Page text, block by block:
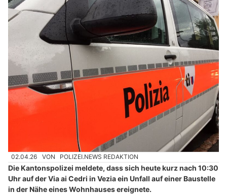
02.04.26 VON POLIZEI.NEWS REDAKTION
Die Kantonspolizei meldete, dass sich heute kurz nach 10:30
Uhr auf der Via ai Cedri in Vezia ein Unfall auf einer Baustelle
in der Nähe eines Wohnhauses ereignete.